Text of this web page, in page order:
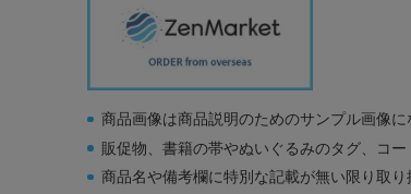
商品画像は商品説明のためのサンプル画像に
販促物、書籍の帯やぬいぐるみのタグ、コ
商品名や備考欄に特別な記載が無い限り取り